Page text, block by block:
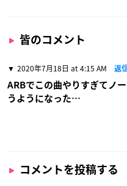
皆のコメント
2020年7月18日 at 4:15 AM 返
ARBでこの曲やりすぎてノ
うようになった…
コメントを投稿する